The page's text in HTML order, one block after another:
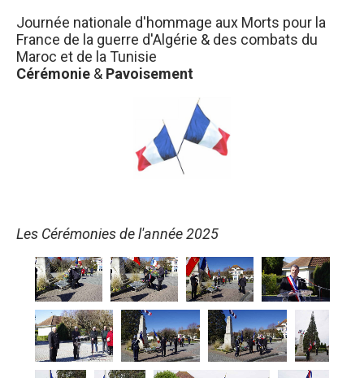
Journée nationale d'hommage aux Morts pour la
France de la guerre d'Algérie & des combats du
Maroc et de la Tunisie
Cérémonie & Pavoisement
Les Cérémonies de l'année 2025